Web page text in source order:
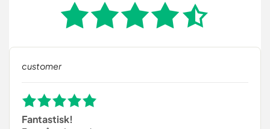
customer
Fantastisk!